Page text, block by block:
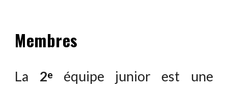
Membres
La 2e
équipe junior est une